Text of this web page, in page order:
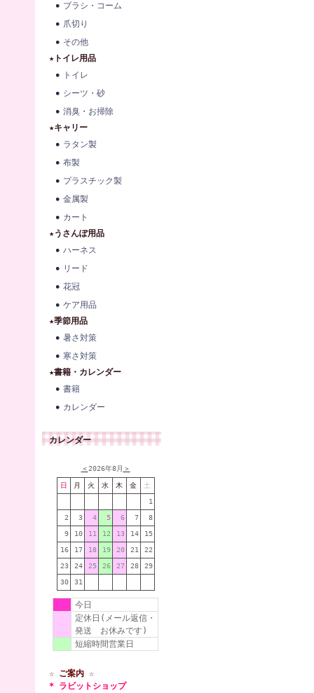
ブラシ・コーム
爪切り
その他
★トイレ用品
トイレ
シーツ・砂
消臭・お掃除
★キャリー
ラタン製
布製
プラスチック製
金属製
カート
★うさんぽ用品
ハーネス
リード
花冠
ケア用品
★季節用品
暑さ対策
寒さ対策
★書籍・カレンダー
書籍
カレンダー
カレンダー
＜2026年8月 ＞
日 月 火 水 木 金 土
1
2 3 4 5 6 7 8
9 10 11 12 13 14 15
16 17 18 19 20 21 22
23 24 25 26 27 28 29
30 31
今日
定休日(メール返信・
発送 お休みです)
短縮時間営業日
☆ ご案内 ☆
* ラビットショップ